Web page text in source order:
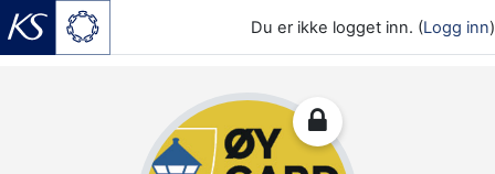
Du er ikke logget inn. (Logg inn)